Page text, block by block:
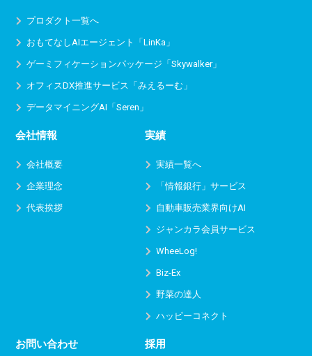
プロダクト一覧へ
おもてなしAIエージェント「LinKa」
ゲーミフィケーションパッケージ「Skywalker」
オフィスDX推進サービス 「みえるーむ」
データマイニングAI「Seren」
会社情報
会社概要
企業理念
代表挨拶
実績
実績一覧へ
「情報銀行」サービス
自動車販売業界向けAI
ジャンカラ会員サービス
WheeLog!
Biz-Ex
野菜の達人
ハッピーコネクト
お問い合わせ 採用